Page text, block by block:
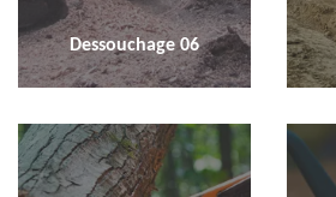
Dessouchage 06